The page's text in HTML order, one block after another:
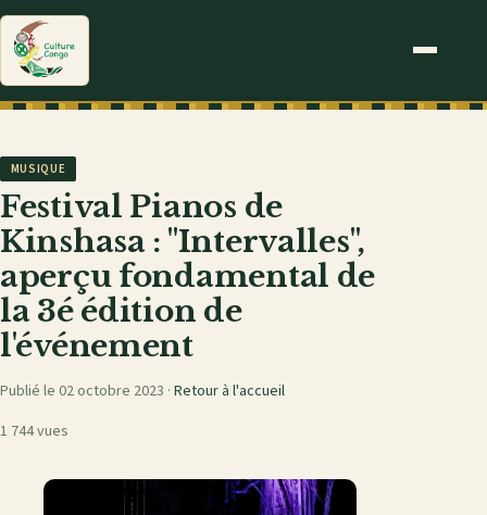
MUSIQUE
Festival Pianos de
Kinshasa : "Intervalles",
aperçu fondamental de
la 3é édition de
l'événement
Publié le 02 octobre 2023 · Retour à l'accueil
1 744 vues